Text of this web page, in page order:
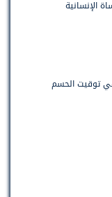
الإنسانية
في توقيت الحسم